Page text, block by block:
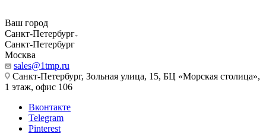
Ваш город
Санкт-Петербург
Санкт-Петербург
Москва
sales@1tmp.ru
Санкт-Петербург, Зольная улица, 15, БЦ «Морская столица»,
1 этаж, офис 106
Вконтакте
Telegram
Pinterest